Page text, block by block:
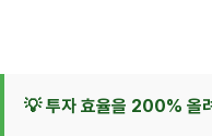
💡 투자 효율을 200% 올